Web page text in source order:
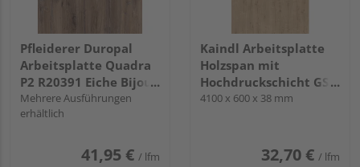
Pfleiderer Duropal
Arbeitsplatte Quadra
P2 R20391 Eiche Bijoux
muskat, NW, VS Folie
Mehrere Ausführungen
erhältlich
41,95 € / lfm
Kaindl Arbeitsplatte
Holzspan mit
Hochdruckschicht GS3
0 35252 AT Eiche
4100 x 600 x 38 mm
32,70 € / lfm